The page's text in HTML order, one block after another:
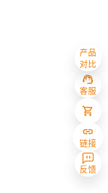
产品
对比
客服
链接
反馈